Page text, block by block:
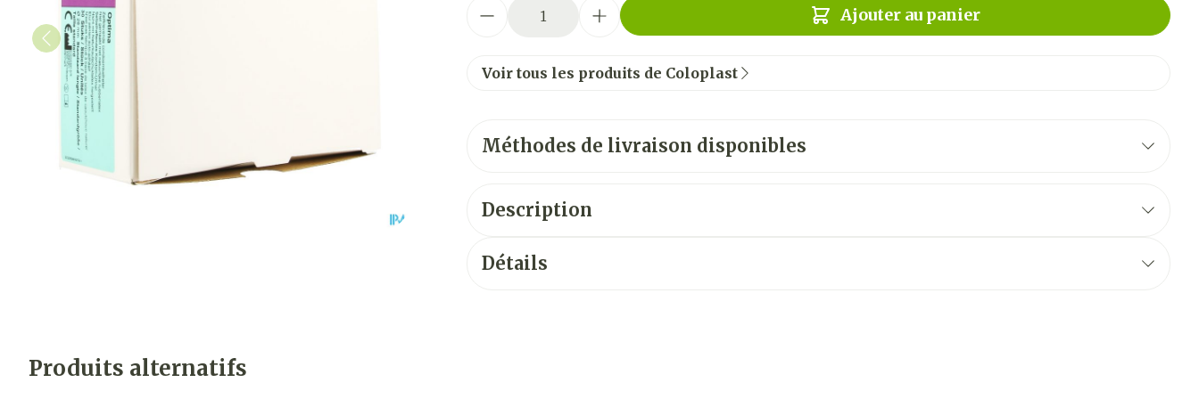
Ajouter au panier
Voir tous les produits de Coloplast
Méthodes de livraison disponibles
Description
Détails
Produits alternatifs